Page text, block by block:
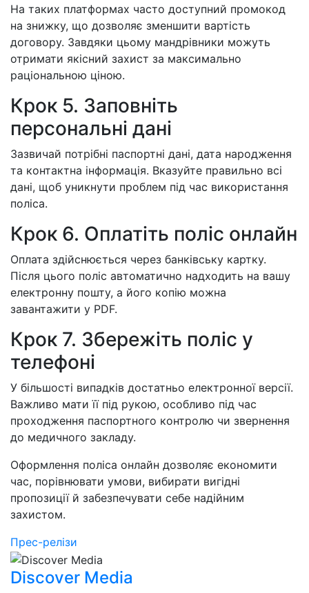
На таких платформах часто доступний промокод
на знижку, що дозволяє зменшити вартість
договору. Завдяки цьому мандрівники можуть
отримати якісний захист за максимально
раціональною ціною.
Крок 5. Заповніть
персональні дані
Зазвичай потрібні паспортні дані, дата народження
та контактна інформація. Вказуйте правильно всі
дані, щоб уникнути проблем під час використання
поліса.
Крок 6. Оплатіть поліс онлайн
Оплата здійснюється через банківську картку.
Після цього поліс автоматично надходить на вашу
електронну пошту, а його копію можна
завантажити у PDF.
Крок 7. Збережіть поліс у
телефоні
У більшості випадків достатньо електронної версії.
Важливо мати її під рукою, особливо під час
проходження паспортного контролю чи звернення
до медичного закладу.
Оформлення поліса онлайн дозволяє економити
час, порівнювати умови, вибирати вигідні
пропозиції й забезпечувати себе надійним
захистом.
Прес-релізи
Discover Media